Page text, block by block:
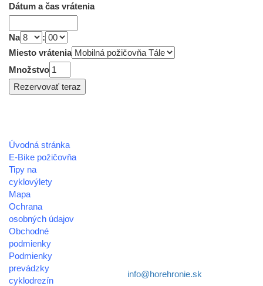
Dátum a čas vrátenia
Na
:
Miesto vrátenia
Množstvo
Úvodná stránka
E-Bike požičovňa
Tipy na
cyklovýlety
Mapa
Ochrana
osobných údajov
Obchodné
podmienky
Podmienky
prevádzky
cyklodrezín
info@horehronie.sk